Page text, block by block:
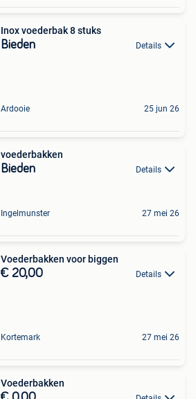
Inox voederbak 8 stuks
Bieden Details
Ardooie 25 jun 26
voederbakken
Bieden Details
Ingelmunster 27 mei 26
Voederbakken voor biggen
€ 20,00 Details
Kortemark 27 mei 26
Voederbakken